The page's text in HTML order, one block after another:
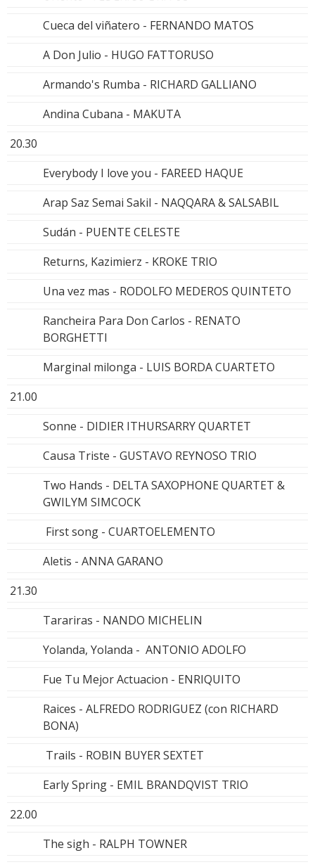
Cueca del viñatero - FERNANDO MATOS
A Don Julio - HUGO FATTORUSO
Armando's Rumba - RICHARD GALLIANO
Andina Cubana - MAKUTA
20.30
Everybody I love you - FAREED HAQUE
Arap Saz Semai Sakil - NAQQARA & SALSABIL
Sudán - PUENTE CELESTE
Returns, Kazimierz - KROKE TRIO
Una vez mas - RODOLFO MEDEROS QUINTETO
Rancheira Para Don Carlos - RENATO
BORGHETTI
Marginal milonga - LUIS BORDA CUARTETO
21.00
Sonne - DIDIER ITHURSARRY QUARTET
Causa Triste - GUSTAVO REYNOSO TRIO
Two Hands - DELTA SAXOPHONE QUARTET &
GWILYM SIMCOCK
First song - CUARTOELEMENTO
Aletis - ANNA GARANO
21.30
Tarariras - NANDO MICHELIN
Yolanda, Yolanda - ANTONIO ADOLFO
Fue Tu Mejor Actuacion - ENRIQUITO
Raices - ALFREDO RODRIGUEZ (con RICHARD
BONA)
Trails - ROBIN BUYER SEXTET
Early Spring - EMIL BRANDQVIST TRIO
22.00
The sigh - RALPH TOWNER